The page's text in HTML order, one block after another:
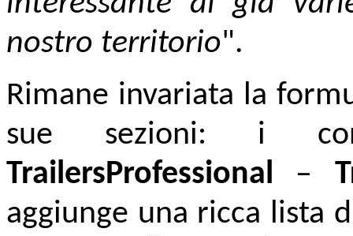
nostro territorio".
Rimane invariata la
sue sezioni: i
TrailersProfessional –
aggiunge una ricca lista